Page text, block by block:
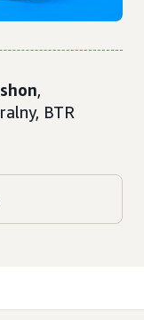
,
BTR